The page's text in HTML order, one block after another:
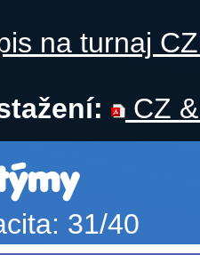
na turnaj
CZ
31/40